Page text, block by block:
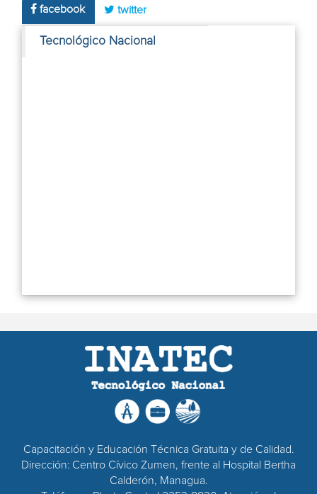
facebook twitter
Tecnológico Nacional
Capacitación y Educación Técnica Gratuita y de Calidad.
Dirección: Centro Cívico Zumen, frente al Hospital Bertha
Calderón, Managua.